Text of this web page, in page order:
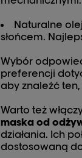
Naturalne
słońcem.
Wybór
preferencji
aby znaleźć
Warto też
maska od
działania. Ich
dostosowaną